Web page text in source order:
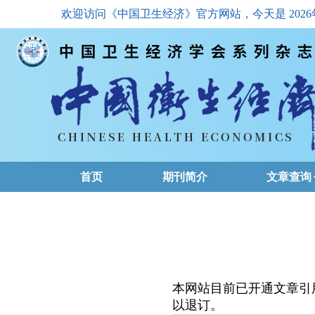
欢迎访问《中国卫生经济》官方网站，今天是
首页 期刊简介 文章查询
下载排名
本网站目前已开通文章
以退订。